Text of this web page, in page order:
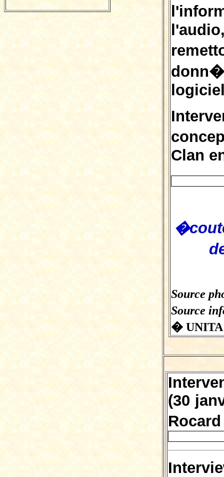
Clan
Source
Source
� UNITA
(30